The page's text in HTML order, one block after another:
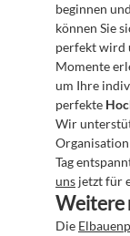
beginnen
können Sie
perfekt wird
Momente
um Ihre
perfekte
Wir
Tag
uns jetzt für
Weitere
Die